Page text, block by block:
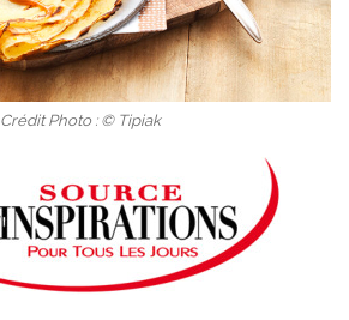
Crédit Photo : © Tipiak